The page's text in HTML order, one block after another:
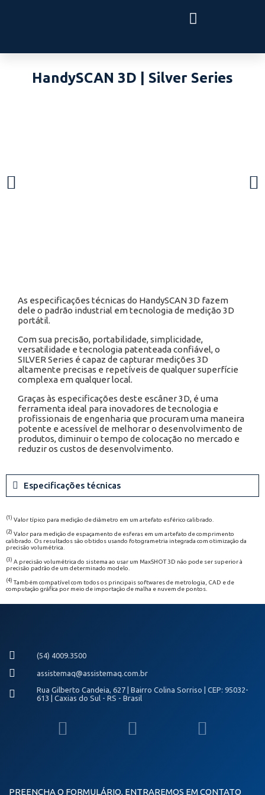
HandySCAN 3D | Silver Series
As especificações técnicas do HandySCAN 3D fazem
dele o padrão industrial em tecnologia de medição 3D
portátil.
Com sua precisão, portabilidade, simplicidade,
versatilidade e tecnologia patenteada confiável, o
SILVER Series é capaz de capturar medições 3D
altamente precisas e repetíveis de qualquer superfície
complexa em qualquer local.
Graças às especificações deste escâner 3D, é uma
ferramenta ideal para inovadores de tecnologia e
profissionais de engenharia que procuram uma maneira
potente e acessível de melhorar o desenvolvimento de
produtos, diminuir o tempo de colocação no mercado e
reduzir os custos de desenvolvimento.
Especificações técnicas
(1) Valor típico para medição de diâmetro em um artefato esférico calibrado.
(2) Valor para medição de espaçamento de esferas em um artefato de comprimento
calibrado. Os resultados são obtidos usando fotogrametria integrada com otimização da
precisão volumétrica.
(3) A precisão volumétrica do sistema ao usar um MaxSHOT 3D não pode ser superior à
precisão padrão de um determinado modelo.
(4) Também compatível com todos os principais softwares de metrologia, CAD e de
computação gráfica por meio de importação de malha e nuvem de pontos.
(54) 4009.3500
assistemaq@assistemaq.com.br
Rua Gilberto Candeia, 627 | Bairro Colina Sorriso | CEP: 95032-
613 | Caxias do Sul - RS - Brasil
PREENCHA O FORMULÁRIO, ENTRAREMOS EM CONTATO